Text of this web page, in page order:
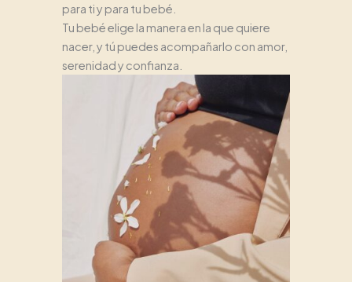
para ti y para tu bebé.
Tu bebé elige la manera en la que quiere
nacer, y tú puedes acompañarlo con amor,
serenidad y confianza.